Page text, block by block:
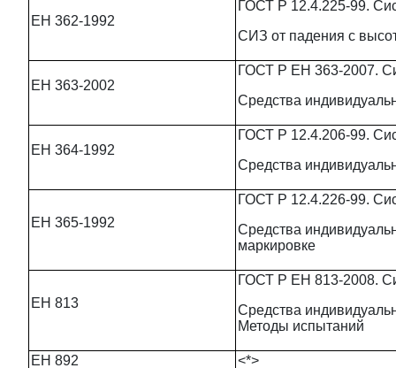
ЕН 362-1992
ГОСТ Р 12.4.225-99.
СИЗ от падения с
ЕН 363-2002
ГОСТ Р ЕН 363-2007.
Средства
ЕН 364-1992
ГОСТ Р 12.4.206-99.
Средства
ЕН 365-1992
ГОСТ Р 12.4.226-99.
Средства
маркировке
ЕН 813
ГОСТ Р ЕН 813-2008.
Средства
Методы испытаний
ЕН 892 <*>